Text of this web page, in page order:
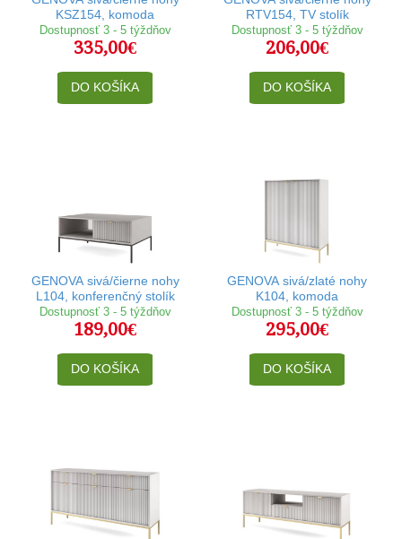
KSZ154, komoda
Dostupnosť 3 - 5 týždňov
335,00€
DO KOŠÍKA
RTV154, TV stolík
Dostupnosť 3 - 5 týždňov
206,00€
DO KOŠÍKA
GENOVA sivá/čierne nohy
L104, konferenčný stolík
Dostupnosť 3 - 5 týždňov
189,00€
DO KOŠÍKA
GENOVA sivá/zlaté nohy
K104, komoda
Dostupnosť 3 - 5 týždňov
295,00€
DO KOŠÍKA